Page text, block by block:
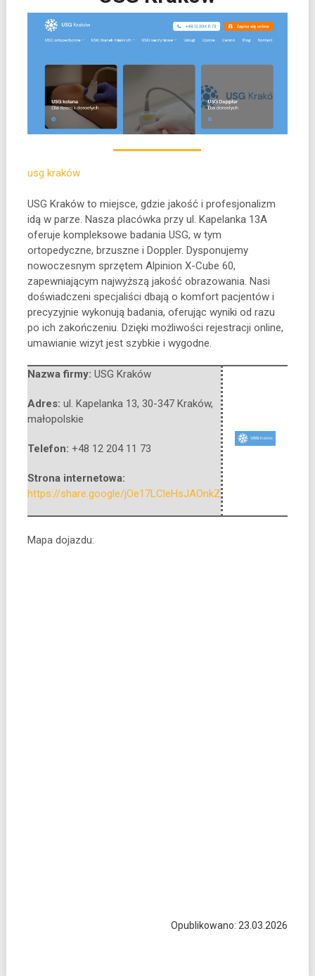
usg kraków
USG Kraków to miejsce, gdzie jakość i profesjonalizm
idą w parze. Nasza placówka przy ul. Kapelanka 13A
oferuje kompleksowe badaniaUSG, w tym
ortopedyczne, brzuszne i Doppler. Dysponujemy
nowoczesnym sprzętem Alpinion X-Cube 60,
zapewniającym najwyższą jakość obrazowania. Nasi
doświadczeni specjaliści dbają o komfort pacjentów i
precyzyjnie wykonują badania, oferując wyniki od razu
po ich zakończeniu. Dzięki możliwości rejestracji online,
umawianie wizyt jest szybkie i wygodne.
Nazwa firmy: USG Kraków
Adres: ul. Kapelanka 13, 30-347 Kraków,
małopolskie
Telefon: +48 12 204 11 73
Strona internetowa:
https://share.google/jOe17LCleHsJAOnkZ
Mapa dojazdu:
Opublikowano: 23.03.2026